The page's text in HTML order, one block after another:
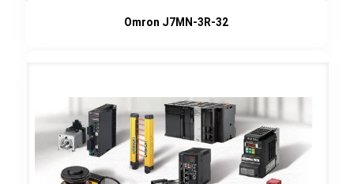
Omron J7MN-3R-32